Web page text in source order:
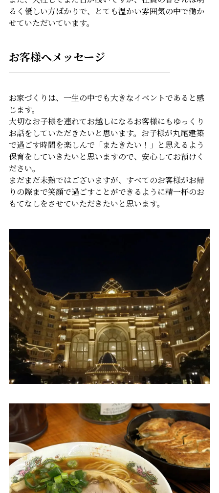
るく優しい方ばかりで、とても温かい雰囲気の中で働か
せていただいています。
お客様へメッセージ
お家づくりは、一生の中でも大きなイベントであると感
じます。
大切なお子様を連れてお越しになるお客様にもゆっくり
お話をしていただきたいと思います。お子様が丸尾建築
で過ごす時間を楽しんで「またきたい！」と思えるよう
保育をしていきたいと思いますので、安心してお預けく
ださい。
まだまだ未熟ではございますが、すべてのお客様がお帰
りの際まで笑顔で過ごすことができるように精一杯のお
もてなしをさせていただきたいと思います。